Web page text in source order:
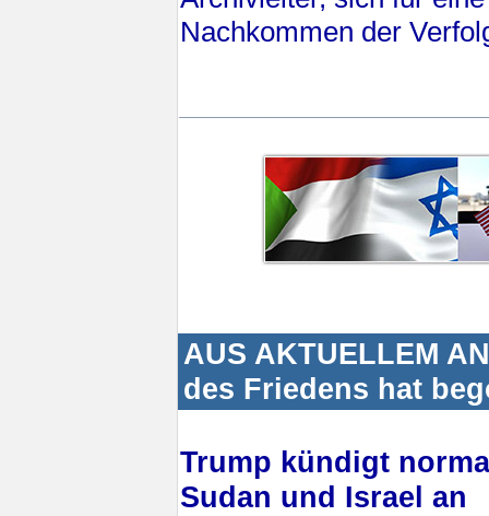
Nachkommen der
AUS AKTUELLEM
des Friedens hat
Trump kündigt
Sudan und Israel an